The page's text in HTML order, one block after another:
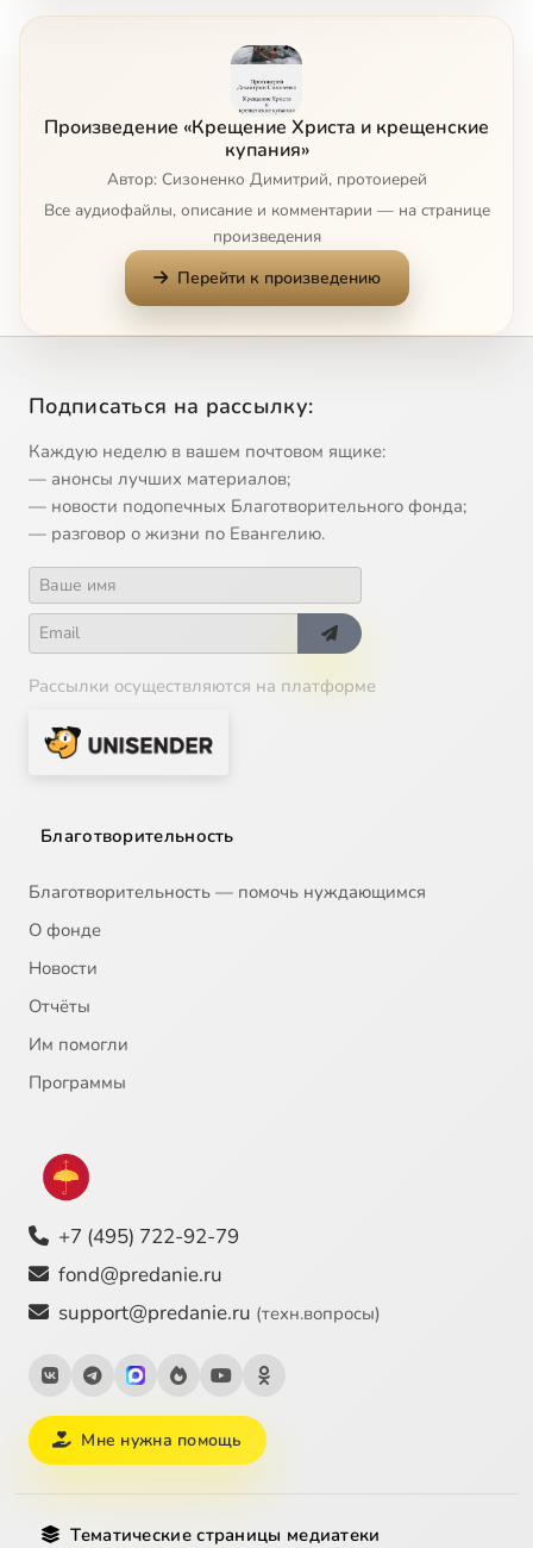
Произведение «Крещение Христа и крещенские
купания»
Автор: Сизоненко Димитрий, протоиерей
Все аудиофайлы, описание и комментарии — на странице
произведения
Перейти к произведению
Подписаться на рассылку:
Каждую неделю в вашем почтовом ящике:
— анонсы лучших материалов;
— новости подопечных Благотворительного фонда;
— разговор о жизни по Евангелию.
Рассылки осуществляются на платформе
Благотворительность
Благотворительность — помочь нуждающимся
О фонде
Новости
Отчёты
Им помогли
Программы
+7 (495) 722-92-79
fond@predanie.ru
support@predanie.ru (техн.вопросы)
Мне нужна помощь
Тематические страницы медиатеки